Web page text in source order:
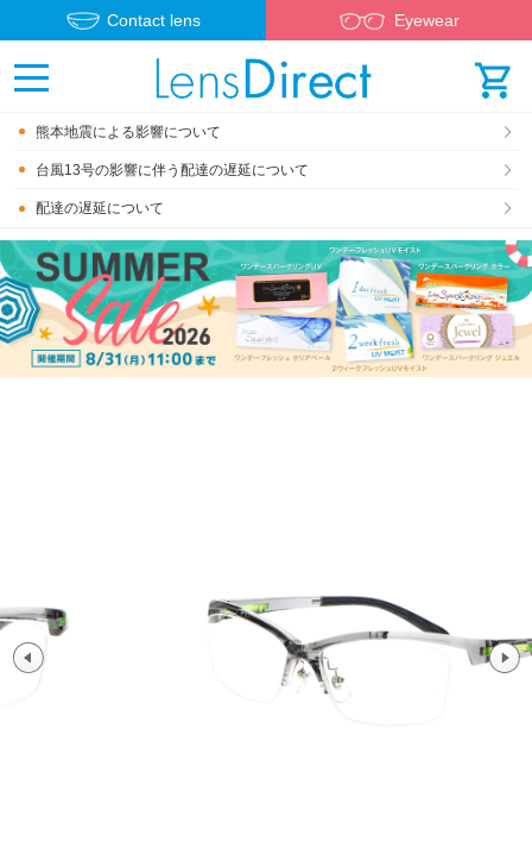
Contact lens Eyewear
熊本地震による影響について
台風13号の影響に伴う配達の遅延について
配達の遅延について